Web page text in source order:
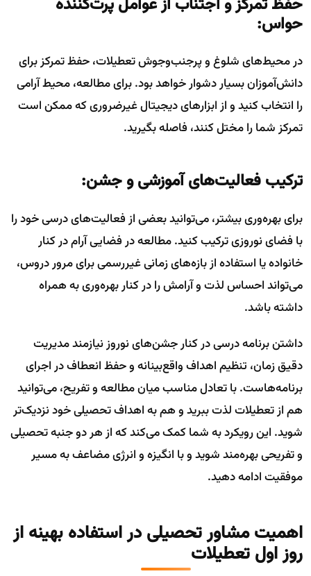
حواس:
در محیط‌های شلوغ و پرجنب‌وجوش تعطیلات، حفظ تمرکز برای
دانش‌آموزان بسیار دشوار خواهد بود. برای مطالعه، محیط آرامی
را انتخاب کنید و از ابزارهای دیجیتال غیرضروری که ممکن است
تمرکز شما را مختل کنند، فاصله بگیرید.
ترکیب فعالیت‌های آموزشی و جشن:
برای بهره‌وری بیشتر، می‌توانید بعضی از فعالیت‌های درسی خود را
با فضای نوروزی ترکیب کنید. مطالعه در فضایی آرام در کنار
خانواده یا استفاده از بازه‌های زمانی غیررسمی برای مرور دروس،
می‌تواند احساس لذت و آرامش را در کنار بهره‌وری به همراه
داشته باشد.
داشتن برنامه درسی در کنار جشن‌های نوروز نیازمند مدیریت
دقیق زمان، تنظیم اهداف واقع‌بینانه و حفظ انعطاف در اجرای
برنامه‌هاست. با تعادل مناسب میان مطالعه و تفریح، می‌توانید
هم از تعطیلات لذت ببرید و هم به اهداف تحصیلی خود نزدیک‌تر
شوید. این رویکرد به شما کمک می‌کند که از هر دو جنبه تحصیلی
و تفریحی بهره‌مند شوید و با انگیزه و انرژی مضاعف به مسیر
موفقیت ادامه دهید.
اهمیت مشاور تحصیلی در استفاده بهینه از
روز اول تعطیلات